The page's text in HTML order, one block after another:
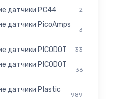
датчики PC44 2
датчики PicoAmps
3
датчики PICODOT 33
датчики PICODOT
36
датчики Plastic
989